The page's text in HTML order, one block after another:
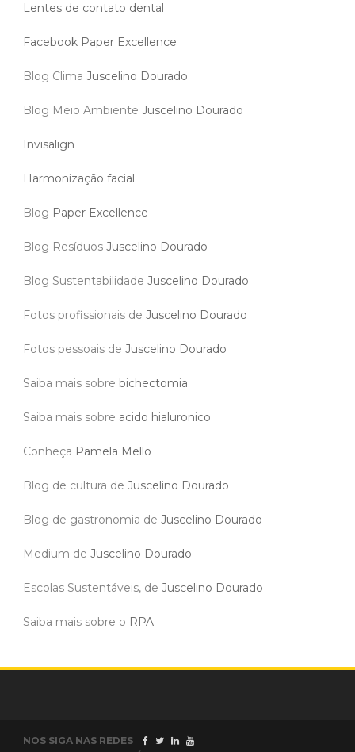
Lentes de contato dental
Facebook Paper Excellence
Blog Clima Juscelino Dourado
Blog Meio Ambiente Juscelino Dourado
Invisalign
Harmonização facial
Blog Paper Excellence
Blog Resíduos Juscelino Dourado
Blog Sustentabilidade Juscelino Dourado
Fotos profissionais de Juscelino Dourado
Fotos pessoais de Juscelino Dourado
Saiba mais sobre bichectomia
Saiba mais sobre acido hialuronico
Conheça Pamela Mello
Blog de cultura de Juscelino Dourado
Blog de gastronomia de Juscelino Dourado
Medium de Juscelino Dourado
Escolas Sustentáveis, de Juscelino Dourado
Saiba mais sobre o RPA
NOS SIGA NAS REDES